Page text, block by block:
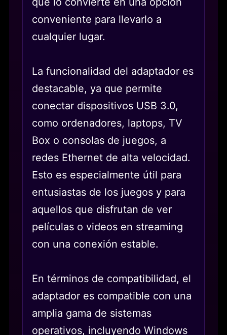
conveniente para llevarlo a
cualquier lugar.
La funcionalidad del adaptador es
destacable, ya que permite
conectar dispositivos USB 3.0,
como ordenadores, laptops, TV
Box o consolas de juegos, a
redes Ethernet de alta velocidad.
Esto es especialmente útil para
entusiastas de los juegos y para
aquellos que disfrutan de ver
películas o videos en streaming
con una conexión estable.
En términos de compatibilidad, el
adaptador es compatible con una
amplia gama de sistemas
operativos, incluyendo Windows